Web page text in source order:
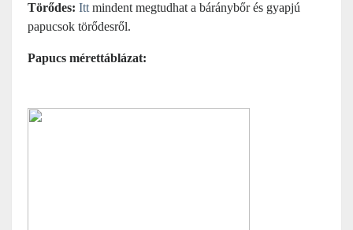
Törődes: Itt mindent megtudhat a báránybőr és gyapjú
papucsok törődesről.
Papucs mérettáblázat: